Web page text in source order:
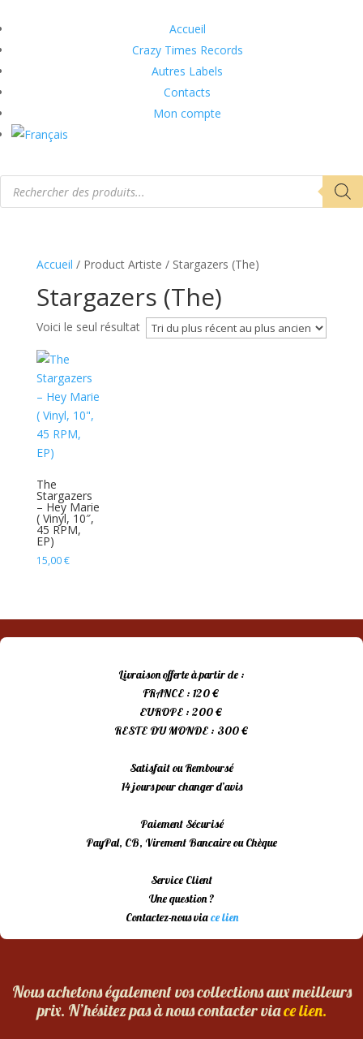
Accueil
Crazy Times Records
Autres Labels
Contacts
Mon compte
Recherche
Accueil / Product Artiste / Stargazers (The)
Stargazers (The)
Voici le seul résultat
The
Stargazers
– Hey Marie
( Vinyl, 10″,
45 RPM,
EP)
15,00€
Livraison offerte à partir de :
FRANCE : 120 €
EUROPE : 200 €
RESTE DU MONDE : 300 €
Satisfait ou Remboursé
14 jours pour changer d’avis
Paiement Sécurisé
PayPal, CB, Virement Bancaire ou Chèque
Service Client
Une question ?
Contactez-nous viace lien
Nous achetons également vos collections aux meilleurs
prix. N’hésitez pas à nous contacter viace lien.